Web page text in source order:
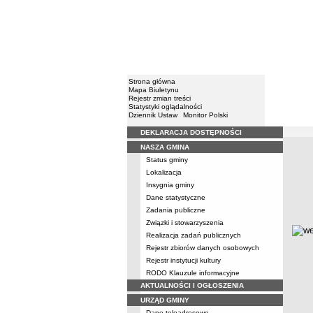
Strona główna
Mapa Biuletynu
Rejestr zmian treści
Statystyki oglądalności
Dziennik Ustaw
Monitor Polski
Menu
DEKLARACJA DOSTĘPNOŚCI
NASZA GMINA
Status gminy
Lokalizacja
Insygnia gminy
Dane statystyczne
Zadania publiczne
Związki i stowarzyszenia
Realizacja zadań publicznych
Rejestr zbiorów danych osobowych
Rejestr instytucji kultury
RODO Klauzule informacyjne
AKTUALNOŚCI I OGŁOSZENIA
URZĄD GMINY